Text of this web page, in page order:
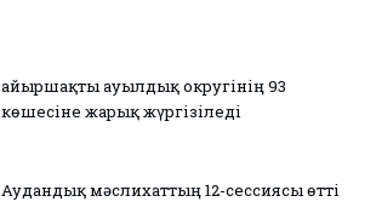
Қайыршақты ауылдық округінің 93
көшесіне жарық жүргізіледі
Аудандық мәслихаттың 12-сессиясы өтті